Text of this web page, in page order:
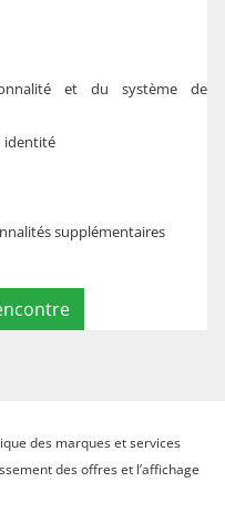
et du système de
identité
supplémentaires
des marques et services
des offres et l’affichage